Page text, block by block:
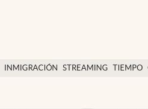
INMIGRACIÓN STREAMING TIEMPO